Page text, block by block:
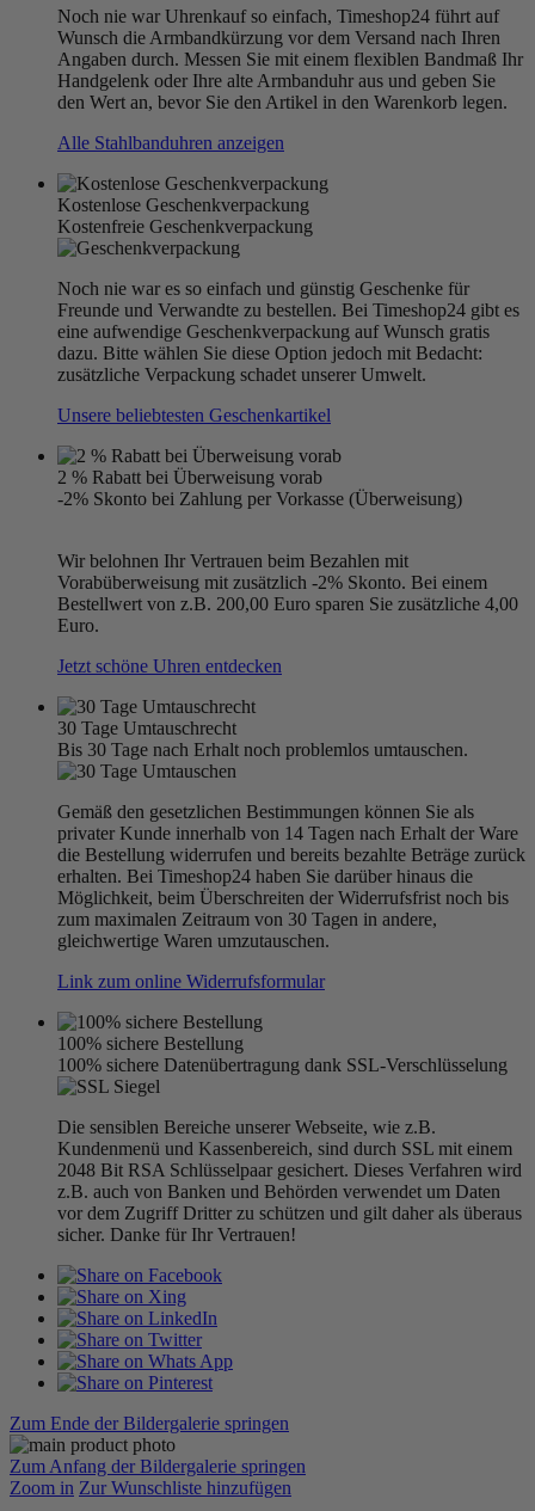
Noch nie war Uhrenkauf so einfach, Timeshop24 führt auf
Wunsch die Armbandkürzung vor dem Versand nach Ihren
Angaben durch. Messen Sie mit einem flexiblen Bandmaß Ihr
Handgelenk oder Ihre alte Armbanduhr aus und geben Sie
den Wert an, bevor Sie den Artikel in den Warenkorb legen.
Alle Stahlbanduhren anzeigen
Kostenlose Geschenkverpackung
Kostenfreie Geschenkverpackung
Noch nie war es so einfach und günstig Geschenke für
Freunde und Verwandte zu bestellen. Bei Timeshop24 gibt es
eine aufwendige Geschenkverpackung auf Wunsch gratis
dazu. Bitte wählen Sie diese Option jedoch mit Bedacht:
zusätzliche Verpackung schadet unserer Umwelt.
Unsere beliebtesten Geschenkartikel
2 % Rabatt bei Überweisung vorab
-2% Skonto bei Zahlung per Vorkasse (Überweisung)
Wir belohnen Ihr Vertrauen beim Bezahlen mit
Vorabüberweisung mit zusätzlich -2% Skonto. Bei einem
Bestellwert von z.B. 200,00 Euro sparen Sie zusätzliche 4,00
Euro.
Jetzt schöne Uhren entdecken
30 Tage Umtauschrecht
Bis 30 Tage nach Erhalt noch problemlos umtauschen.
Gemäß den gesetzlichen Bestimmungen können Sie als
privater Kunde innerhalb von 14 Tagen nach Erhalt der Ware
die Bestellung widerrufen und bereits bezahlte Beträge zurück
erhalten. Bei Timeshop24 haben Sie darüber hinaus die
Möglichkeit, beim Überschreiten der Widerrufsfrist noch bis
zum maximalen Zeitraum von 30 Tagen in andere,
gleichwertige Waren umzutauschen.
Link zum online Widerrufsformular
100% sichere Bestellung
100% sichere Datenübertragung dank SSL-Verschlüsselung
Die sensiblen Bereiche unserer Webseite, wie z.B.
Kundenmenü und Kassenbereich, sind durch SSL mit einem
2048 Bit RSA Schlüsselpaar gesichert. Dieses Verfahren wird
z.B. auch von Banken und Behörden verwendet um Daten
vor dem Zugriff Dritter zu schützen und gilt daher als überaus
sicher. Danke für Ihr Vertrauen!
Zum Ende der Bildergalerie springen
Zum Anfang der Bildergalerie springen
Zoom in Zur Wunschliste hinzufügen